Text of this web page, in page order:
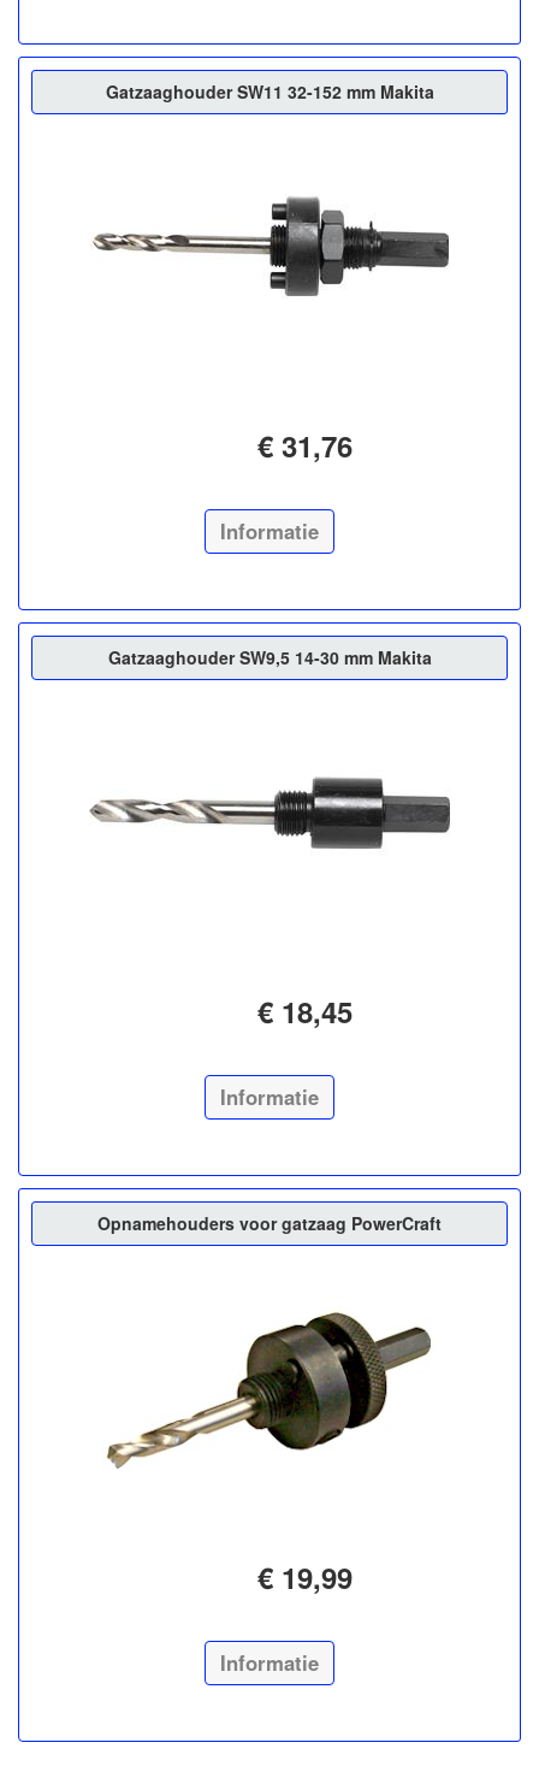
Gatzaaghouder SW11 32-152 mm Makita
€ 31,76
Informatie
Gatzaaghouder SW9,5 14-30 mm Makita
€ 18,45
Informatie
Opnamehouders voor gatzaag PowerCraft
€ 19,99
Informatie